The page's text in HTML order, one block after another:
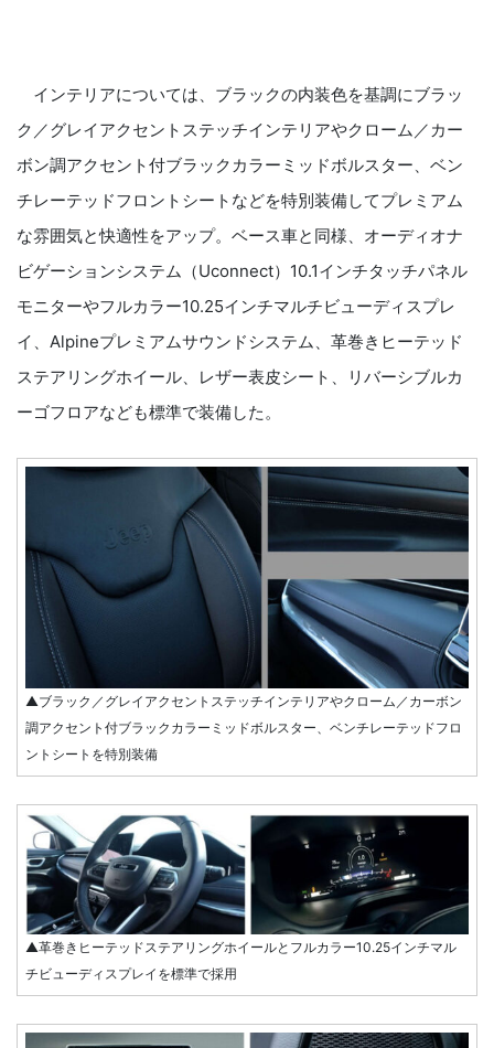
インテリアについては、ブラックの内装色を基調にブラッ
ク／グレイアクセントステッチインテリアやクローム／カー
ボン調アクセント付ブラックカラーミッドボルスター、ベン
チレーテッドフロントシートなどを特別装備してプレミアム
な雰囲気と快適性をアップ。ベース車と同様、オーディオナ
ビゲーションシステム（Uconnect）10.1インチタッチパネル
モニターやフルカラー10.25インチマルチビューディスプレ
イ、Alpineプレミアムサウンドシステム、革巻きヒーテッド
ステアリングホイール、レザー表皮シート、リバーシブルカ
ーゴフロアなども標準で装備した。
▲ブラック／グレイアクセントステッチインテリアやクローム／カーボン
調アクセント付ブラックカラーミッドボルスター、ベンチレーテッドフロ
ントシートを特別装備
▲革巻きヒーテッドステアリングホイールとフルカラー10.25インチマル
チビューディスプレイを標準で採用